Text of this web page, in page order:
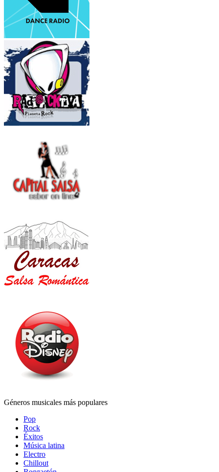
Géneros musicales más populares
Pop
Rock
Éxitos
Música latina
Electro
Chillout